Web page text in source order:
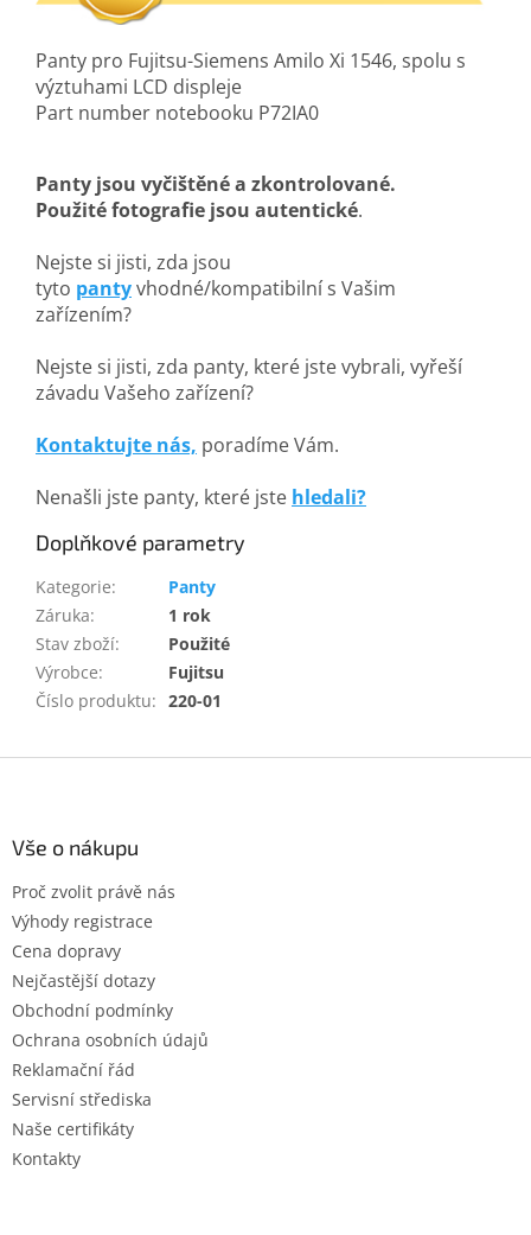
Panty pro Fujitsu-Siemens Amilo Xi 1546, spolu s
výztuhami LCD displeje
Part number notebooku P72IA0
Panty jsou vyčištěné a zkontrolované.
Použité fotografie jsou autentické.
Nejste si jisti, zda jsou
tyto pantyvhodné/kompatibilní s Vašim
zařízením?
Nejste si jisti, zda panty, které jste vybrali, vyřeší
závadu Vašeho zařízení?
Kontaktujte nás, poradíme Vám.
Nenašli jste panty, které jste hledali?
Doplňkové parametry
Kategorie:
Panty
Záruka:
1 rok
Stav zboží:
Použité
Výrobce:
Fujitsu
Číslo produktu: 220-01
Vše o nákupu
Proč zvolit právě nás
Výhody registrace
Cena dopravy
Nejčastější dotazy
Obchodní podmínky
Ochrana osobních údajů
Reklamační řád
Servisní střediska
Naše certifikáty
Kontakty